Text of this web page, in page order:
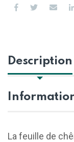
Description
La feuille de